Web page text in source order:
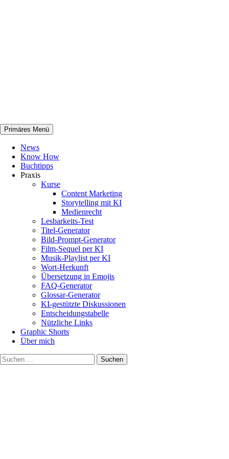
netknowhow
Primäres Menü
News
Know How
Buchtipps
Praxis
Kurse
Content Marketing
Storytelling mit KI
Medienrecht
Lesbarkeits-Test
Titel-Generator
Bild-Prompt-Generator
Film-Sequel per KI
Musik-Playlist per KI
Wort-Herkunft
Übersetzung in Emojis
FAQ-Generator
Glossar-Generator
KI-gestützte Diskussionen
Entscheidungstabelle
Nützliche Links
Graphic Shorts
Über mich
Suchen
nach: